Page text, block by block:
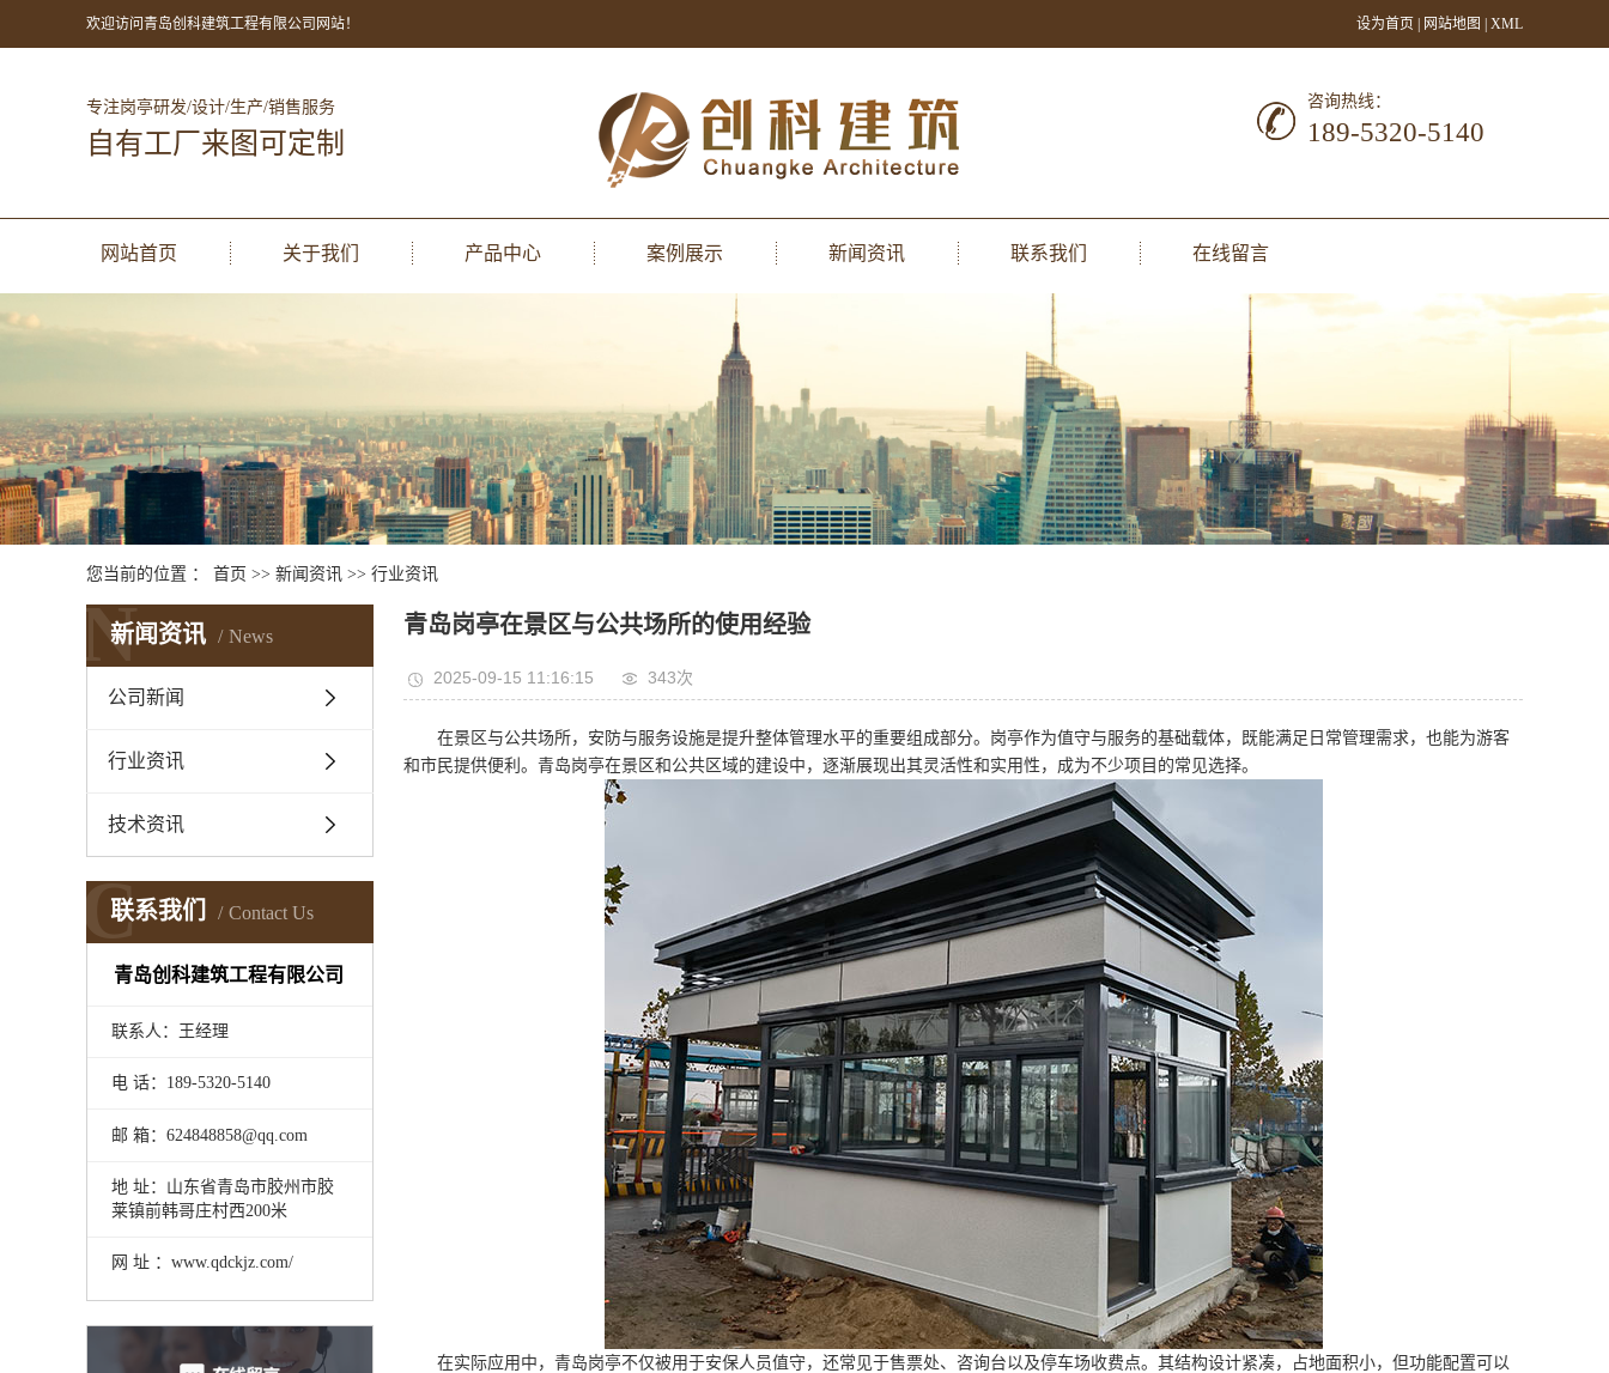
欢迎访问青岛创科建筑工程有限公司网站！ 设为首页 网站地图 XML
专注岗亭研发/设计/生产/销售服务
自有工厂来图可定制
咨询热线：
189-5320-5140
网站首页 关于我们 产品中心 案例展示 新闻资讯 联系我们 在线留言
您当前的位置 ： 首页 >> 新闻资讯 >> 行业资讯
新闻资讯 News
N
公司新闻
行业资讯
技术资讯
联系我们 Contact Us
C
青岛创科建筑工程有限公司
联系人：王经理
电 话：189-5320-5140
邮 箱：624848858@qq.com
地 址：山东省青岛市胶州市胶
莱镇前韩哥庄村西200米
网 址 ：www.qdckjz.com/
青岛岗亭在景区与公共场所的使用经验
2025-09-15 11:16:15 343次
在景区与公共场所，安防与服务设施是提升整体管理水平的重要组成部分。岗亭作为值守与服务的基础载体，既能满足日常管理需求，也能为游客
和市民提供便利。青岛岗亭在景区和公共区域的建设中，逐渐展现出其灵活性和实用性，成为不少项目的常见选择。
在实际应用中，青岛岗亭不仅被用于安保人员值守，还常见于售票处、咨询台以及停车场收费点。其结构设计紧凑，占地面积小，但功能配置可以